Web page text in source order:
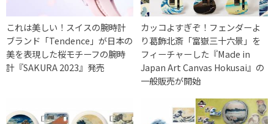
これは美しい！スイスの腕時計
ブランド「Tendence」が日本の
美を表現した桜モチーフの腕時
計『SAKURA 2023』発売
カッコよすぎぞ！フェンダーよ
り葛飾北斎「富嶽三十六景」を
フィーチャーした『Made in
Japan Art Canvas Hokusai』の
一般販売が開始